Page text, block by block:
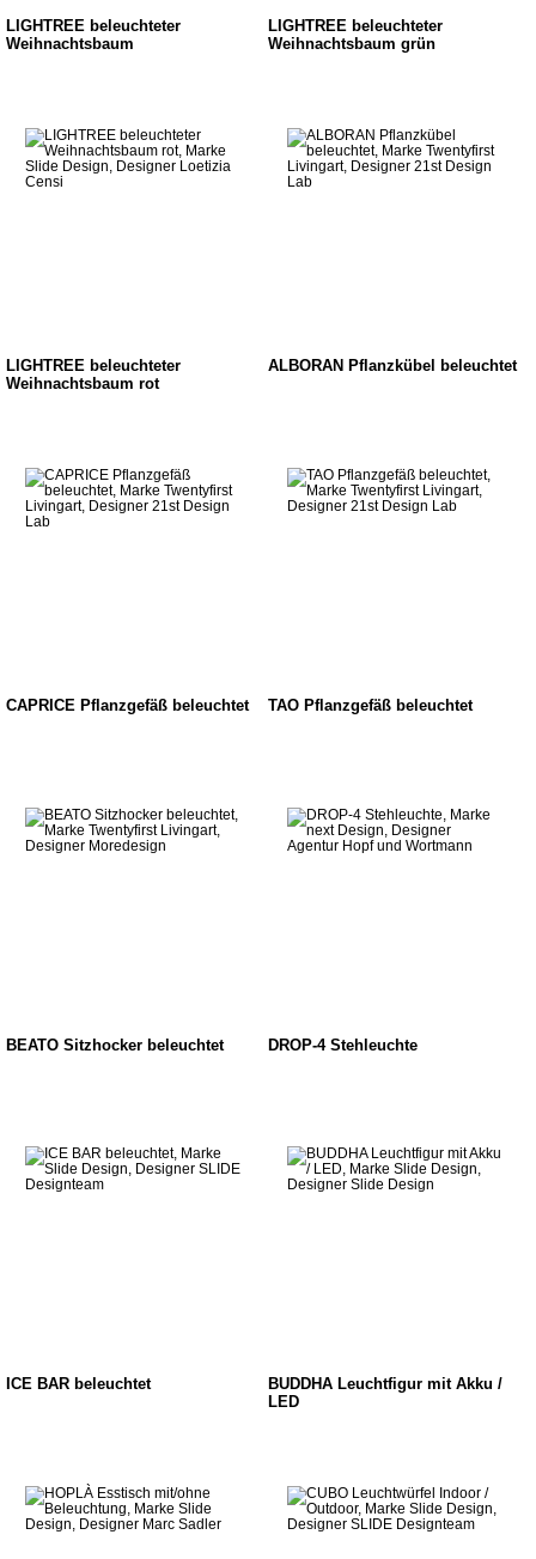
LIGHTREE beleuchteter
Weihnachtsbaum
LIGHTREE beleuchteter
Weihnachtsbaum grün
LIGHTREE beleuchteter
Weihnachtsbaum rot
ALBORAN Pflanzkübel beleuchtet
CAPRICE Pflanzgefäß beleuchtet TAO Pflanzgefäß beleuchtet
BEATO Sitzhocker beleuchtet DROP-4 Stehleuchte
ICE BAR beleuchtet
BUDDHA Leuchtfigur mit Akku /
LED